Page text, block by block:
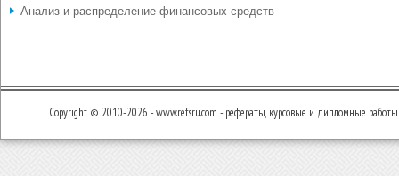
Анализ и распределение финансовых средств
Copyright © 2010-2026 - www.refsru.com - рефераты, курсовые и дипломные работы